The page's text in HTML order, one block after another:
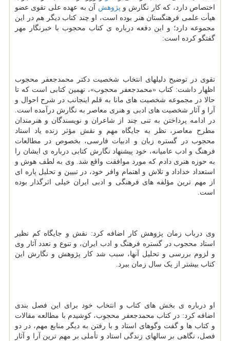
اختصاص دارد، که کار نگارش و پژوهش آن به عهده علی تقوی عضو
هیأت علمی فرهنگستان هنر بوده است، او چند کتاب دیگر هم در این
مجموعه دارد؛ و این دفعه درباره ی کتاب محجوب با خبرنگار مهر
گفتگو کرده است:
تقوی در توضیح دلیلهای انتخاب شخصیت دکتر محمدجعفر محجوب
اظهار داشت: کتاب «محمدجعفر محجوب»، نهمین کتابی است که تا
حالا در مجموعه شخصیت های مانا به قلم اینجانب در شرح احوال و
آرا و آثار شخصیت های ادبی و هنری معاصر به نگارش درآمده است.
در ادامه پرداختن به تنی چند از شاعران و نویسندگان و هنرمندان
مطرح معاصر، نظر به جایگاه مهم و نقش مؤثر زنده یاد استاد
محجوب در گستره زبان و ادبیات فارسی، بخصوص در مطالعات
فرهنگ و ادب عامیانه، خود پیشنهاد نگارش کتابی درباره ی ایشان را
به حوزه هنری دادم که مورد موافقت واقع شد. وی به لطف هوش و
استعداد خداداد و تلاش و اهتمام وافر خود، در تبیین و تحلیل پاره ای
از مهم ترین مؤلفه های فرهنگی و ادبی ایران خیلی اثرگذار بوده
است.
وی درباب زمان پژوهش کار اضافه کرد: نقش و جایگاه کم نظیر
استاد محجوب در گستره فرهنگ و ادب ایران، و تنوع و تعدد آثار وی
و لزوم بررسی و تحلیل آنها، سبب شد کار پژوهش و نگارش این
کتاب بیشتر از یک سال زمان ببرد.
او درباره ی بخش های کتاب و انتخاب خود برای این فصل بندی
اضافه کرد: در کتاب محمدجعفر محجوب، کوشیدم با مطالعه مقالات
و کتاب ها و گفت وگوهای استاد و با رفتن به دیگر منابع مهم، در دو
فصل، نگاهی بر سالهای زندگی استاد و تأملی بر مهم ترین آرا و آثار